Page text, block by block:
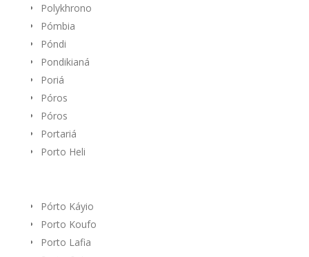
Polykhrono
Pómbia
Póndi
Pondikianá
Poriá
Póros
Póros
Portariá
Porto Heli
Pórto Káyio
Porto Koufo
Porto Lafia